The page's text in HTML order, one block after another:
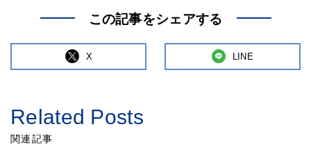
この記事をシェアする
X LINE
Related Posts
関連記事